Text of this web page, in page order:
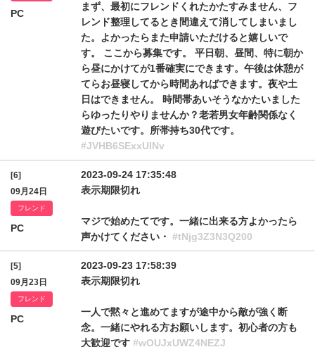
PC
まず、最初にフレンドくれたかたすみません、フ
レンド整理してるとき間違えて消してしまいまし
た。よかったらまた申請いただけると嬉しいで
す。 ここから募集です。 平日朝、昼間、特に朝か
ら昼にかけてが1番確実にできます。午後は休憩が
てらお昼寝してから時間あればできます。夜や土
日はできません。 時間帯あいそうなかたいました
らゆったりやりませんか？老若男女年齢関係なく
遊びたいです。所帯持ち30代です。
#JVHB6SExxUlNv
[6]
09月24日
フレンド
PC
2023-09-24 17:35:48
表示期限切れ
マジで始めたてです。一緒に出来る方よかったら
声かけてください・ #tNjg3Z3N3Q200
[5]
09月23日
フレンド
PC
2023-09-23 17:58:39
表示期限切れ
一人で黙々と進めてますが途中から敵が強く断
念。一緒にやれる方お願いします。初心者の方も
大歓迎です #wOUJxUWZ4NEZJ